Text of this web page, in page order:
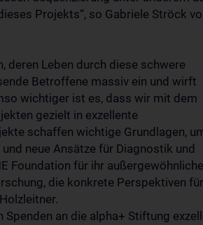
Projekts“, so Gabriele Ströck
deren Leben durch diese schwere
Betroffene massiv ein und wirft
wichtiger ist es, dass wir mit dem
gezielt in exzellente
schaffen wichtige Grundlagen,
neue Ansätze für Diagnostik und
Foundation für ihr
die konkrete Perspektiven für
an die alpha+ Stiftung